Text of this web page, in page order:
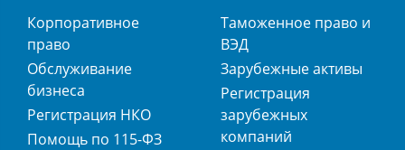
Корпоративное
право
Обслуживание
бизнеса
Регистрация НКО
Помощь по 115-ФЗ
Таможенное право и
ВЭД
Зарубежные активы
Регистрация
зарубежных
компаний